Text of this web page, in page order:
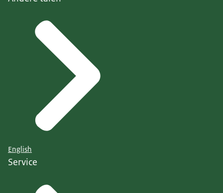
English
Service